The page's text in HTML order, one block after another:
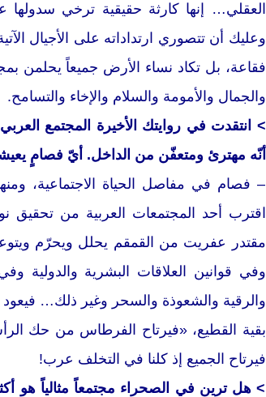
العقلي… إنها كارثة حقيقية ترخي سدولها
وعليك أن تتصوري ارتداداته على الأجيال
فقاعة، بل تكاد نساء الأرض جميعاً يحلمن
والجمال والأمومة والسلام والإخاء والتسامح.
> انتقدت في روايتك الأخيرة المجتمع
أنّه مهترئ ومتعفّن من الداخل. أيّ فصامٍ
– فصام في مفاصل الحياة الاجتماعية، ومنها
اقترب أحد المجتمعات العربية من تحقيق
مقتدر عفريت من القمقم يحلل ويحرّم
وفي قوانين العلاقات البشرية
والرقية والشعوذة والسحر وغير ذلك… فيعود
بقية القطيع، «فيرتاح الفرطاس من حك
فيرتاح الجميع إذ كلنا في التخلف عرب!
> هل ترين في الصحراء مجتمعاً مثالياً هو